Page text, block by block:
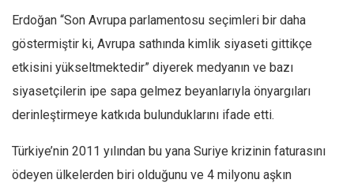
Kategoriler
Kültür Sanat
Kitap
Karisi kitap sualleri
7 soruda bu hafta
Ekonomi
Spor
Erdoğan “Son Avrupa parlamentosu seçimleri bir daha
göstermiştir ki, Avrupa sathında kimlik siyaseti gittikçe
etkisini yükseltmektedir” diyerek medyanın ve bazı
siyasetçilerin ipe sapa gelmez beyanlarıyla önyargıları
derinleştirmeye katkıda bulunduklarını ifade etti.
Türkiye’nin 2011 yılından bu yana Suriye krizinin faturasını
ödeyen ülkelerden biri olduğunu ve 4 milyonu aşkın